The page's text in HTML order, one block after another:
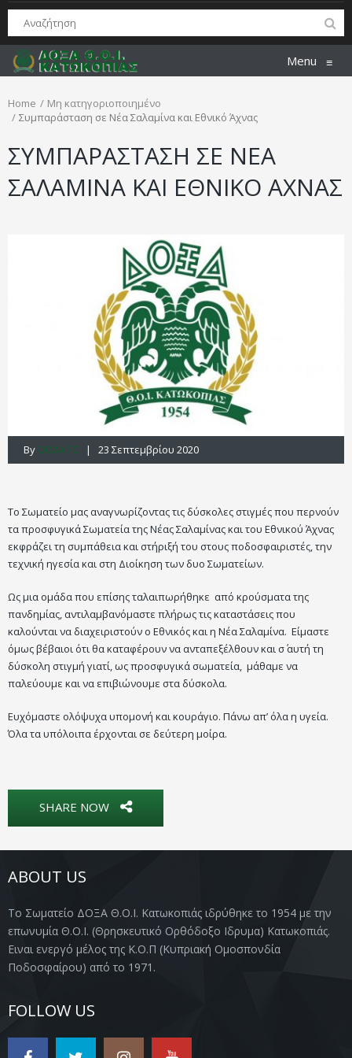
Menu ≡
Home
Μη κατηγοριοποιημένο
Συμπαράσταση σε Νέα Σαλαμίνα και Εθνικό Άχνας
ΣΥΜΠΑΡΑΣΤΑΣΗ ΣΕ ΝΕΑ
ΣΑΛΑΜΙΝΑ ΚΑΙ ΕΘΝΙΚΟ ΑΧΝΑΣ
By DOXA FC | 23 Σεπτεμβρίου 2020
Το Σωματείο μας αναγνωρίζοντας τις δύσκολες στιγμές που περνούν
τα προσφυγικά Σωματεία της Νέας Σαλαμίνας και του Εθνικού Άχνας
εκφράζει τη συμπάθεια και στήριξή του στους ποδοσφαιριστές, την
τεχνική ηγεσία και στη Διοίκηση των δυο Σωματείων.
Ως μια ομάδα που επίσης ταλαιπωρήθηκε από κρούσματα της
πανδημίας, αντιλαμβανόμαστε πλήρως τις καταστάσεις που
καλούνται να διαχειριστούν ο Εθνικός και η Νέα Σαλαμίνα. Είμαστε
όμως βέβαιοι ότι θα καταφέρουν να ανταπεξέλθουν και σ΄ αυτή τη
δύσκολη στιγμή γιατί, ως προσφυγικά σωματεία, μάθαμε να
παλεύουμε και να επιβιώνουμε στα δύσκολα.
Ευχόμαστε ολόψυχα υπομονή και κουράγιο. Πάνω απ’ όλα η υγεία.
Όλα τα υπόλοιπα έρχονται σε δεύτερη μοίρα.
SHARE NOW
ABOUT US
Το Σωματείο ΔΟΞΑ Θ.Ο.Ι. Κατωκοπιάς ιδρύθηκε το 1954 με την
επωνυμία Θ.Ο.Ι. (Θρησκευτικό Ορθόδοξο Ιδρυμα) Κατωκοπιάς.
Ειναι ενεργό μέλος της Κ.Ο.Π (Κυπριακή Ομοσπονδία
Ποδοσφαίρου) από το 1971.
FOLLOW US